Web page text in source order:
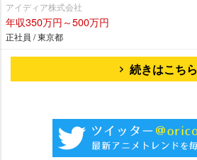
アイディア株式会社
年収350万円～500万円
正社員 / 東京都
続きはこちら